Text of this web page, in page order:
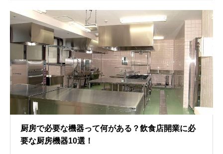
厨房で必要な機器って何がある？飲食店開業に必
要な厨房機器10選！